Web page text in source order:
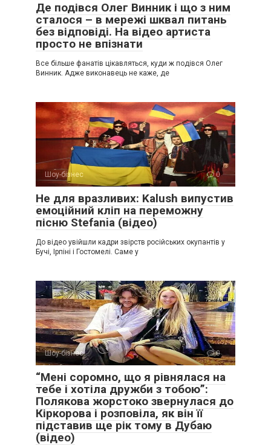
Де подівся Олег Винник і що з ним
сталося – в мережі шквал питань
без відповіді. На відео артиста
просто не впізнати
Все більше фанатів цікавляться, куди ж подівся Олег
Винник. Адже виконавець не каже, де
Шоу-бізнес 0
Не для вразливих: Kalush випустив
емоційний кліп на переможну
пісню Stefania (відео)
До відео увійшли кадри звірств російських окупантів у
Бучі, Ірпіні і Гостомелі. Саме у
Шоу-бізнес 0
“Мені соромно, що я рівнялася на
тебе і хотіла дружби з тобою”:
Полякова жорстоко звернулася до
Кіркорова і розповіла, як він її
підставив ще рік тому в Дубаю
(відео)